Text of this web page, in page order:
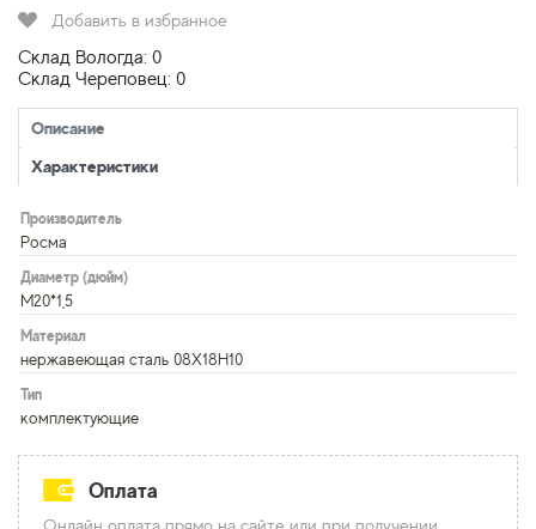
Добавить в избранное
Склад Вологда: 0
Склад Череповец: 0
Описание
Характеристики
Производитель
Росма
Диаметр (дюйм)
М20*1,5
Материал
нержавеющая сталь 08Х18Н10
Тип
комплектующие
Оплата
Онлайн оплата прямо на сайте или при получении.